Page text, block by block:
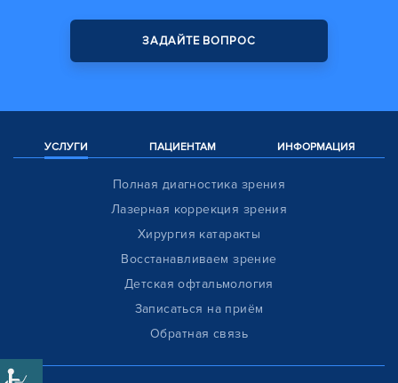
ЗАДАЙТЕ ВОПРОС
УСЛУГИ ПАЦИЕНТАМ ИНФОРМАЦИЯ
Полная диагностика зрения
Лазерная коррекция зрения
Хирургия катаракты
Восстанавливаем зрение
Детская офтальмология
Записаться на приём
Обратная связь